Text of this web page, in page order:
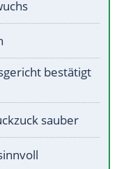
bestätigt
sauber